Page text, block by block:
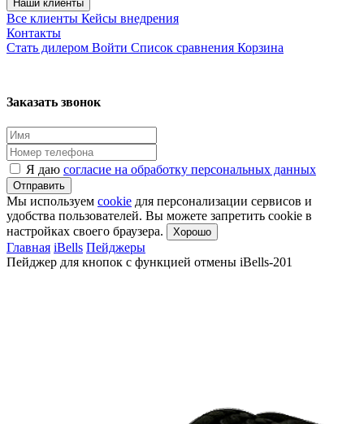
Наши клиенты
Все клиенты Кейсы внедрения
Контакты
Стать дилером Войти Список сравнения Корзина
Заказать звонок
Я даю согласие на обработку персональных данных
Отправить
Мы используем cookie для персонализации сервисов и
удобства пользователей. Вы можете запретить cookie в
настройках своего браузера.
Хорошо
Главная iBells Пейджеры
Пейджер для кнопок с функцией отмены iBells-201